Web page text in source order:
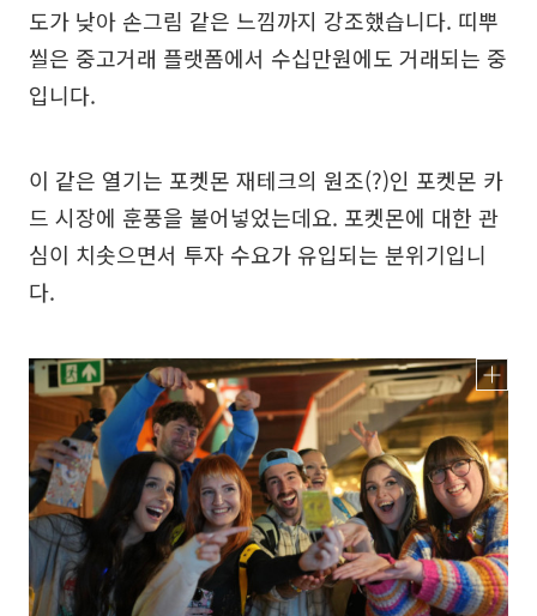
도가 낮아 손그림 같은 느낌까지 강조했습니다. 띠뿌
씰은 중고거래 플랫폼에서 수십만원에도 거래되는 중
입니다.
이 같은 열기는 포켓몬 재테크의 원조(?)인 포켓몬 카
드 시장에 훈풍을 불어넣었는데요. 포켓몬에 대한 관
심이 치솟으면서 투자 수요가 유입되는 분위기입니
다.